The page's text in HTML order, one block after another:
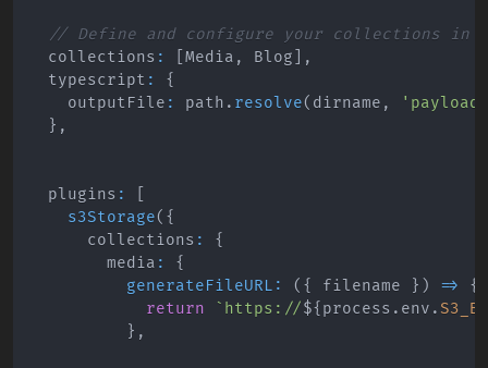
// Define and configure your collections in
  collections
: Media , Blog
,
  typescript
:
{
    outputFile
: path . resolve( dirname ,
} ,
  plugins
:
s3Storage( {
      collections
:
{
        media
:
{
generateFileURL : ( { filename } ) =>
{
return
` https://${ process . env .
} ,